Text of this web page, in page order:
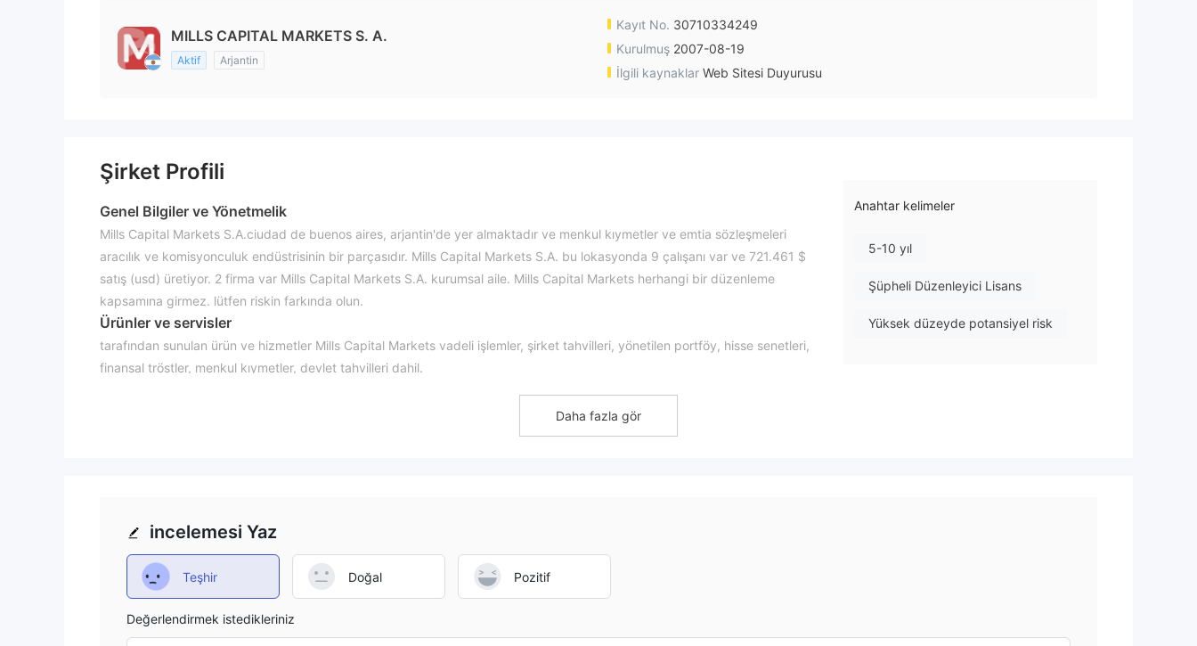
MILLS CAPITAL MARKETS S. A.
Aktif Arjantin
Kayıt No. 30710334249
Kurulmuş 2007-08-19
İlgili kaynaklar Web Sitesi Duyurusu
Şirket Profili
Genel Bilgiler ve Yönetmelik
Mills Capital Markets S.A.ciudad de buenos aires, arjantin'de yer almaktadır ve menkul kıymetler ve emtia sözleşmeleri
aracılık ve komisyonculuk endüstrisinin bir parçasıdır. Mills Capital Markets S.A. bu lokasyonda 9 çalışanı var ve 721.461 $
satış (usd) üretiyor. 2 firma var Mills Capital Markets S.A. kurumsal aile. Mills Capital Markets herhangi bir düzenleme
kapsamına girmez. lütfen riskin farkında olun.
Ürünler ve servisler
tarafından sunulan ürün ve hizmetler Mills Capital Markets vadeli işlemler, şirket tahvilleri, yönetilen portföy, hisse senetleri,
finansal tröstler, menkul kıymetler, devlet tahvilleri dahil.
the Mills Capital Markets müşteri destek hizmetine yalnızca e-posta, linkedin üzerinden ulaşılabilir. verilen bir telefon
Anahtar kelimeler
5-10 yıl
Şüpheli Düzenleyici Lisans
Yüksek düzeyde potansiyel risk
Daha fazla gör
incelemesi Yaz
Teşhir Doğal Pozitif
Değerlendirmek istedikleriniz